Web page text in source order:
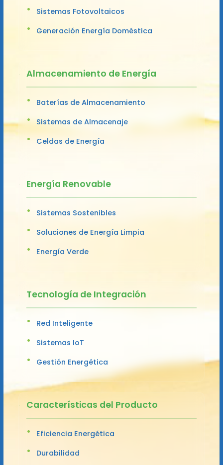
Sistemas Fotovoltaicos
Generación Energía Doméstica
Almacenamiento de Energía
Baterías de Almacenamiento
Sistemas de Almacenaje
Celdas de Energía
Energía Renovable
Sistemas Sostenibles
Soluciones de Energía Limpia
Energía Verde
Tecnología de Integración
Red Inteligente
Sistemas IoT
Gestión Energética
Características del Producto
Eficiencia Energética
Durabilidad